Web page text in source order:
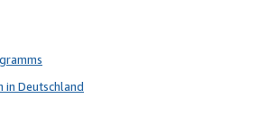
in Deutschland